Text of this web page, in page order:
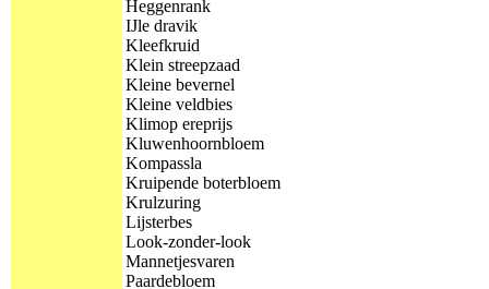
Heggenrank
IJle dravik
Kleefkruid
Klein streepzaad
Kleine bevernel
Kleine veldbies
Klimop ereprijs
Kluwenhoornbloem
Kompassla
Kruipende boterbloem
Krulzuring
Lijsterbes
Look-zonder-look
Mannetjesvaren
Paardebloem